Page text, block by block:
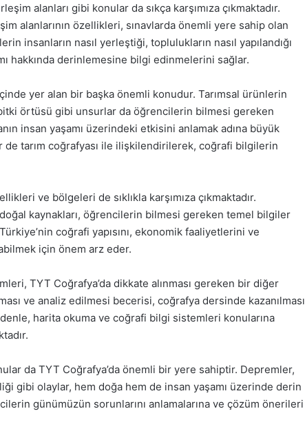
alanları gibi konular da sıkça karşımıza çıkmaktadır.
alanlarının özellikleri, sınavlarda önemli yere sahip olan
insanların nasıl yerleştiği, toplulukların nasıl yapılandığı
hakkında derinlemesine bilgi edinmelerini sağlar.
yer alan bir başka önemli konudur. Tarımsal ürünlerin
örtüsü gibi unsurlar da öğrencilerin bilmesi gereken
insan yaşamı üzerindeki etkisini anlamak adına büyük
de tarım coğrafyası ile ilişkilendirilerek, coğrafi bilgilerin
ve bölgeleri de sıklıkla karşımıza çıkmaktadır.
kaynakları, öğrencilerin bilmesi gereken temel bilgiler
coğrafi yapısını, ekonomik faaliyetlerini ve
için önem arz eder.
TYT Coğrafya’da dikkate alınması gereken bir diğer
ve analiz edilmesi becerisi, coğrafya dersinde kazanılması
harita okuma ve coğrafi bilgi sistemleri konularına
da TYT Coğrafya’da önemli bir yere sahiptir. Depremler,
gibi olaylar, hem doğa hem de insan yaşamı üzerinde derin
günümüzün sorunlarını anlamalarına ve çözüm önerileri